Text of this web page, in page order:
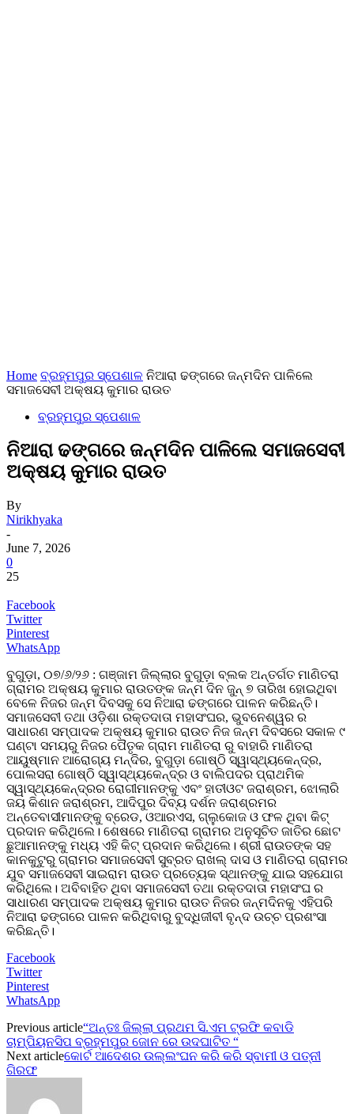
Home ବ୍ରହ୍ମପୁର ସ୍ପେଶାଳ ନିଆରା ଢଙ୍ଗରେ ଜନ୍ମଦିନ ପାଳିଲେ
ସମାଜସେବୀ ଅକ୍ଷୟ କୁମାର ରାଉତ
ବ୍ରହ୍ମପୁର ସ୍ପେଶାଳ
ନିଆରା ଢଙ୍ଗରେ ଜନ୍ମଦିନ ପାଳିଲେ ସମାଜସେବୀ
ଅକ୍ଷୟ କୁମାର ରାଉତ
By
Nirikhyaka
-
June 7, 2026
0
25
Facebook
Twitter
Pinterest
WhatsApp
ବୁଗୁଡ଼ା, ୦୭/୬/୨୬ : ଗଞ୍ଜାମ ଜିଲ୍ଲାର ବୁଗୁଡ଼ା ବ୍ଲକ ଅନ୍ତର୍ଗତ ମାଣିତରା
ଗ୍ରାମର ଅକ୍ଷୟ କୁମାର ରାଉତଙ୍କ ଜନ୍ମ ଦିନ ଜୁନ୍ ୭ ତାରିଖ ହୋଇଥିବା
ବେଳେ ନିଜର ଜନ୍ମ ଦିବସକୁ ସେ ନିଆରା ଢଙ୍ଗରେ ପାଳନ କରିଛନ୍ତି।
ସମାଜସେବୀ ତଥା ଓଡ଼ିଶା ରକ୍ତଦାତା ମହାସଂଘର, ଭୁବନେଶ୍ୱର ର
ସାଧାରଣ ସମ୍ପାଦକ ଅକ୍ଷୟ କୁମାର ରାଉତ ନିଜ ଜନ୍ମ ଦିବସରେ ସକାଳ ୯
ଘଣ୍ଟା ସମୟରୁ ନିଜର ପୈତୃକ ଗ୍ରାମ ମାଣିତରା ରୁ ବାହାରି ମାଣିତରା
ଆୟୁଷ୍ମାନ ଆରୋଗ୍ୟ ମନ୍ଦିର, ବୁଗୁଡ଼ା ଗୋଷ୍ଠି ସ୍ୱାସ୍ଥ୍ୟକେନ୍ଦ୍ର,
ପୋଲସରା ଗୋଷ୍ଠି ସ୍ୱାସ୍ଥ୍ୟକେନ୍ଦ୍ର ଓ ବାଲିପଦର ପ୍ରାଥମିକ
ସ୍ୱାସ୍ଥ୍ୟକେନ୍ଦ୍ରର ରୋଗୀମାନଙ୍କୁ ଏବଂ ହାତୀଓଟ ଜରାଶ୍ରମ, ଝୋଲାରି
ଜୟ କିଶାନ ଜରାଶ୍ରମ, ଆଦିପୁର ଦିବ୍ୟ ଦର୍ଶନ ଜରାଶ୍ରମର
ଅନ୍ତେବାସୀମାନଙ୍କୁ ବ୍ରେଡ, ଓଆରଏସ, ଗ୍ଲୁକୋଜ ଓ ଫଳ ଥିବା କିଟ୍
ପ୍ରଦାନ କରିଥିଲେ। ଶେଷରେ ମାଣିତରା ଗ୍ରାମର ଅନୁସୂଚିତ ଜାତିର ଛୋଟ
ଛୁଆମାନଙ୍କୁ ମଧ୍ୟ ଏହି କିଟ୍ ପ୍ରଦାନ କରିଥିଲେ। ଶ୍ରୀ ରାଉତଙ୍କ ସହ
କାନକୁଟୁରୁ ଗ୍ରାମର ସମାଜସେବୀ ସୁବ୍ରତ ରାଖଲ୍ ଦାସ ଓ ମାଣିତରା ଗ୍ରାମର
ଯୁବ ସମାଜସେବୀ ସାଇରାମ ରାଉତ ପ୍ରତ୍ୟେକ ସ୍ଥାନଙ୍କୁ ଯାଇ ସହଯୋଗ
କରିଥିଲେ। ଅବିବାହିତ ଥିବା ସମାଜସେବୀ ତଥା ରକ୍ତଦାତା ମହାସଂଘ ର
ସାଧାରଣ ସମ୍ପାଦକ ଅକ୍ଷୟ କୁମାର ରାଉତ ନିଜର ଜନ୍ମଦିନକୁ ଏହିପରି
ନିଆରା ଢଙ୍ଗରେ ପାଳନ କରିଥିବାରୁ ବୁଦ୍ଧିଜୀବୀ ବୃନ୍ଦ ଉଚ୍ଚ ପ୍ରଶଂସା
କରିଛନ୍ତି।
Facebook
Twitter
Pinterest
WhatsApp
Previous article“ଅନ୍ତଃ ଜିଲ୍ଲା ପ୍ରଥମ ସି.ଏମ ଟ୍ରଫି କବାଡି
ଚାମ୍ପିୟନସିପ ବ୍ରହ୍ମପୁର ଜୋନ ରେ ଉଦଘାଟିତ “
Next articleକୋର୍ଟ ଆଦେଶର ଉଲ୍ଲଂଘନ କରି କରି ସ୍ବାମୀ ଓ ପତ୍ନୀ
ଗିରଫ